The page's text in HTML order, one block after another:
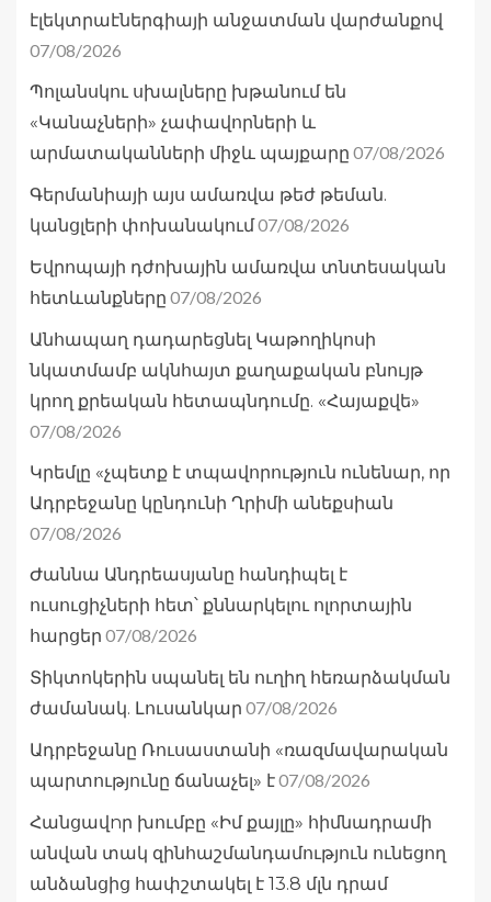
էլեկտրաէներգիայի անջատման վարժանքով
07/08/2026
Պոլանսկու սխալները խթանում են
«Կանաչների» չափավորների և
արմատականների միջև պայքարը 07/08/2026
Գերմանիայի այս ամառվա թեժ թեման.
կանցլերի փոխանակում07/08/2026
Եվրոպայի դժոխային ամառվա տնտեսական
հետևանքները 07/08/2026
Անհապաղ դադարեցնել Կաթողիկոսի
նկատմամբ ակնհայտ քաղաքական բնույթ
կրող քրեական հետապնդումը. «Հայաքվե»
07/08/2026
Կրեմլը «չպետք է տպավորություն ունենար, որ
Ադրբեջանը կընդունի Ղրիմի անեքսիան
07/08/2026
Ժաննա Անդրեասյանը հանդիպել է
ուսուցիչների հետ՝ քննարկելու ոլորտային
հարցեր 07/08/2026
Տիկտոկերին սպանել են ուղիղ հեռարձակման
ժամանակ. Լուսանկար 07/08/2026
Ադրբեջանը Ռուսաստանի «ռազմավարական
պարտությունը ճանաչել» է07/08/2026
Հանցավnր խումբը «Իմ քայլը» հիմնադրամի
անվան տակ զինհաշմանդամություն ունեցող
անձանցից հափշտակել է 13.8 մլն դրամ